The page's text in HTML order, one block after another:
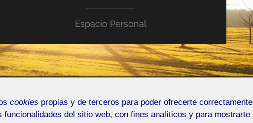
Espacio Personal
O SUGERENCIAS
cookies propias y de terceros para poder ofrecerte correctamente
funcionalidades del sitio web, con fines analíticos y para mostrarte